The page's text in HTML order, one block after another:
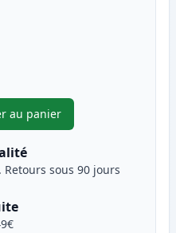
au panier
,Pack de 5 Brother TN3170
Retours sous 90 jours